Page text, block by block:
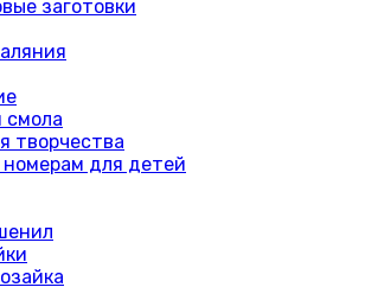
заготовки
смола
творчества
для детей